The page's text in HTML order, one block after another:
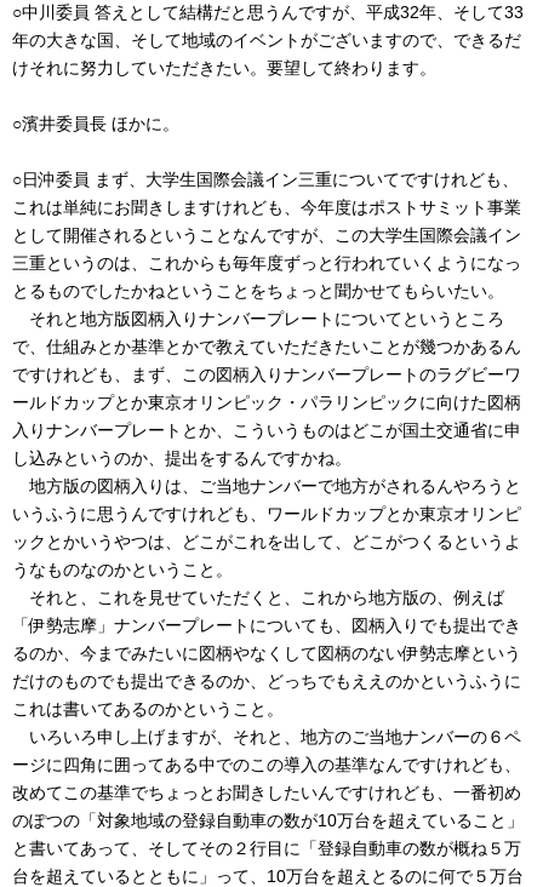
○中川委員 答えとして結構だと思うんですが、平成32年、そして33
年の大きな国、そして地域のイベントがございますので、できるだ
けそれに努力していただきたい。要望して終わります。
○濱井委員長 ほかに。
○日沖委員 まず、大学生国際会議イン三重についてですけれども、
これは単純にお聞きしますけれども、今年度はポストサミット事業
として開催されるということなんですが、この大学生国際会議イン
三重というのは、これからも毎年度ずっと行われていくようになっ
とるものでしたかねということをちょっと聞かせてもらいたい。
それと地方版図柄入りナンバープレートについてというところ
で、仕組みとか基準とかで教えていただきたいことが幾つかあるん
ですけれども、まず、この図柄入りナンバープレートのラグビーワ
ールドカップとか東京オリンピック・パラリンピックに向けた図柄
入りナンバープレートとか、こういうものはどこが国土交通省に申
し込みというのか、提出をするんですかね。
地方版の図柄入りは、ご当地ナンバーで地方がされるんやろうと
いうふうに思うんですけれども、ワールドカップとか東京オリンピ
ックとかいうやつは、どこがこれを出して、どこがつくるというよ
うなものなのかということ。
それと、これを見せていただくと、これから地方版の、例えば
「伊勢志摩」ナンバープレートについても、図柄入りでも提出でき
るのか、今までみたいに図柄やなくして図柄のない伊勢志摩という
だけのものでも提出できるのか、どっちでもええのかというふうに
これは書いてあるのかということ。
いろいろ申し上げますが、それと、地方のご当地ナンバーの６ペ
ージに四角に囲ってある中でのこの導入の基準なんですけれども、
改めてこの基準でちょっとお聞きしたいんですけれども、一番初め
のぽつの「対象地域の登録自動車の数が10万台を超えていること」
と書いてあって、そしてその２行目に「登録自動車の数が概ね５万
台を超えているとともに」って、10万台を超えとるのに何で５万台